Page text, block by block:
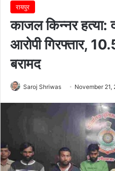
रायपुर
काजल किन्नर हत्या:
आरोपी गिरफ्तार,
बरामद
Saroj Shriwas November 21,